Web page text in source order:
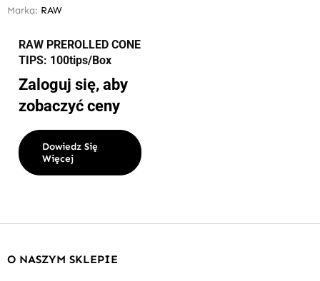
Marka: RAW
RAW PREROLLED CONE
TIPS: 100tips/Box
Zaloguj się, aby
zobaczyć ceny
Dowiedz Się
Więcej
O NASZYM SKLEPIE